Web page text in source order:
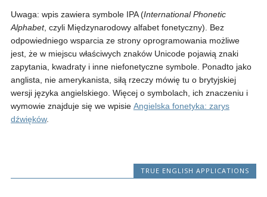
Uwaga: wpis zawiera symbole IPA (International Phonetic
Alphabet, czyli Międzynarodowy alfabet fonetyczny). Bez
odpowiedniego wsparcia ze strony oprogramowania możliwe
jest, że w miejscu właściwych znaków Unicode pojawią znaki
zapytania, kwadraty i inne niefonetyczne symbole. Ponadto jako
anglista, nie amerykanista, siłą rzeczy mówię tu o brytyjskiej
wersji języka angielskiego. Więcej o symbolach, ich znaczeniu i
wymowie znajduje się we wpisie Angielska fonetyka: zarys
dźwięków.
TRUE ENGLISH APPLICATIONS